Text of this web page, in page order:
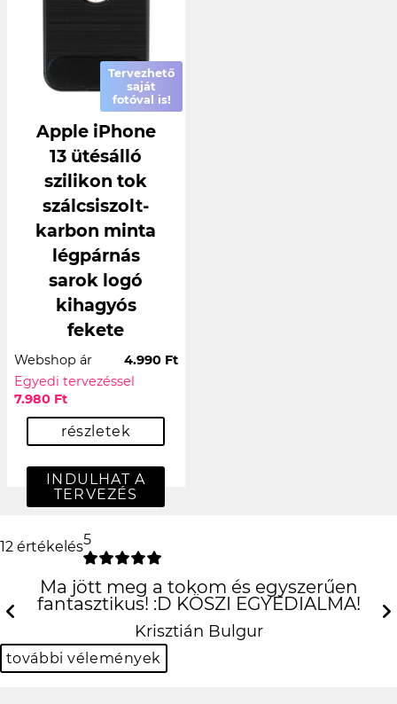
Tervezhető
saját
fotóval is!
Apple iPhone
13 ütésálló
szilikon tok
szálcsiszolt-
karbon minta
légpárnás
sarok logó
kihagyós
fekete
Webshop ár
4.990 Ft
Egyedi tervezéssel
7.980 Ft
részletek
INDULHAT A
TERVEZÉS
12 értékelés5
Ma jött meg a tokom és egyszerűen
fantasztikus! :D KÖSZI EGYEDIALMA!
Krisztián Bulgur
Previous
további vélemények